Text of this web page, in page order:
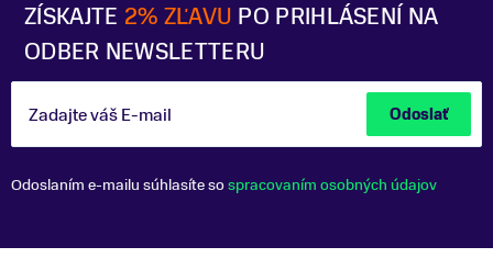
ZÍSKAJTE 2% ZĽAVU PO PRIHLÁSENÍ NA
ODBER NEWSLETTERU
Zadajte váš E-mail Odoslať
Odoslaním e-mailu súhlasíte sospracovaním osobných údajov